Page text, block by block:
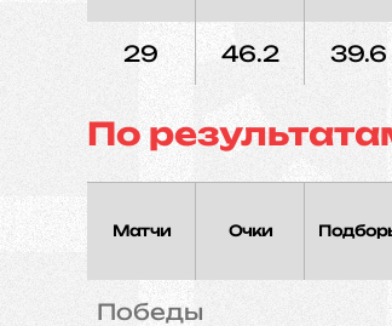
29 46.2 39.6
По
Матчи Очки
Победы